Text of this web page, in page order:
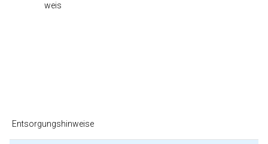
weis
Entsorgungshinweise